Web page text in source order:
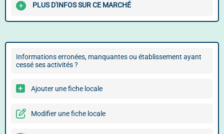
PLUS D'INFOS SUR CE MARCHÉ
Informations erronées, manquantes ou établissement ayant
cessé ses activités ?
Ajouter une fiche locale
Modifier une fiche locale